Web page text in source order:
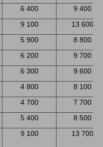
6 400
9 400
9 100
13 600
5 900
8 800
6 200
9 700
6 300
9 600
4 800
8 100
4 700
7 700
5 400
8 500
9 100 13 700